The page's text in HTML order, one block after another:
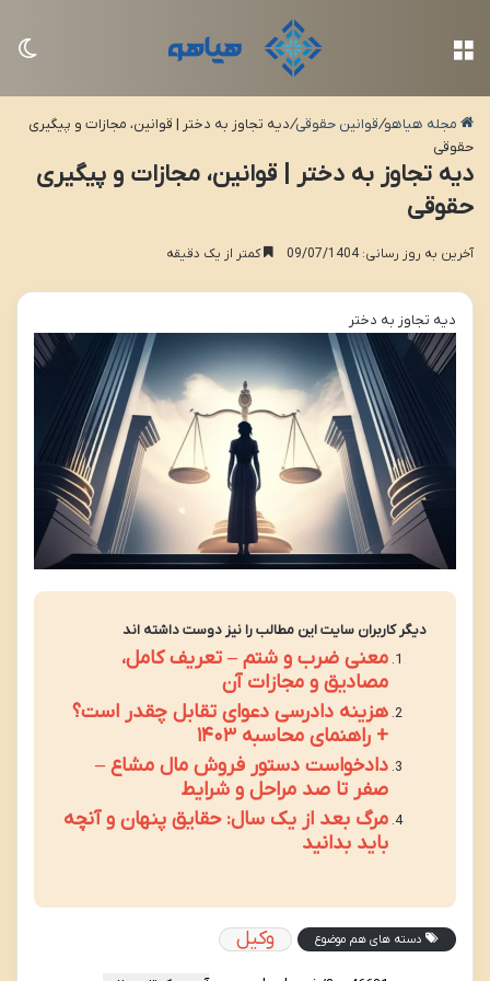
مجله هیاهو/قوانین حقوقی/دیه تجاوز به دختر | قوانین، مجازات و پیگیری
حقوقی
دیه تجاوز به دختر | قوانین، مجازات و پیگیری
حقوقی
آخرین به روز رسانی: 09/07/1404 کمتر از یک دقیقه
دیه تجاوز به دختر
دیگر کاربران سایت این مطالب را نیز دوست داشته اند
معنی ضرب و شتم – تعریف کامل،
مصادیق و مجازات آن
هزینه دادرسی دعوای تقابل چقدر است؟
+ راهنمای محاسبه ۱۴۰۳
دادخواست دستور فروش مال مشاع –
صفر تا صد مراحل و شرایط
مرگ بعد از یک سال: حقایق پنهان و آنچه
باید بدانید
دسته های هم موضوع وکیل